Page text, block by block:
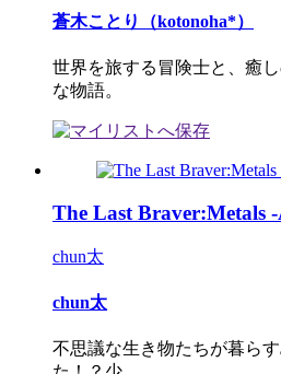
蒼木ことり（kotonoha*）
世界を旅する冒険士と、癒
な物語。
The Last Braver:Metals
chun太
chun太
不思議な生き物たちが暮ら